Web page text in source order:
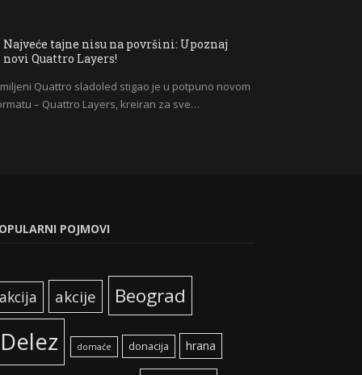
Najveće tajne nisu na površini: Upoznaj
novi Quattro Layers!
Quattro sladoled stigao je u potpuno novom
– Quattro Layers, kreiran za sve…
POJMOVI
akcija akcije Beograd
Delez domaće donacija hrana